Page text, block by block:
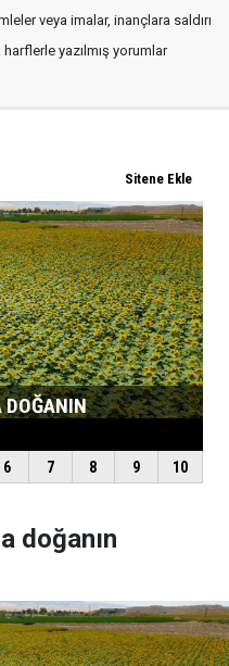
veya imalar, inançlara saldırı
yazılmış yorumlar
doğanın